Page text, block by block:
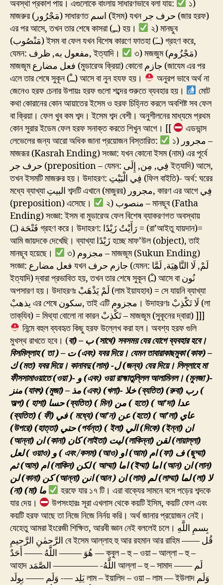
অবস্থা প্রকাশ পায়। এগুলোকে বাংলায় সাধারণভাবে বলা যায়:
১)
মাজরুর (مَجْرُور) সাধারণত اسم (ইসম) যখন حرف جر (জার হরফ)
এর পর আসে, তখন তার শেষে কাসরা (ــِ) হয়।
২) মানছুব
(مَنْصُوب) ইসম বা ফেল যখন বিশেষ কারণে ফাতহা (ــَ) গ্রহণ করে,
যেমন: مفعول به, ظرف, ইত্যাদি।
৩) মজজুম (مَجْزُوم)
মাজজূম فعل مضارع (মুডারেঅ ক্রিয়া) কোনো جازم (জাযেম এর পর
এলে তার শেষে সুকূন (ــْ) আসে বা নুন হযফ হয়।
অনুরপ ভাবে অর্থ না
জেনেও হরফ চেনার উপায়ঃ হরফ গুলো শব্দের শুরুতে ব্যবহার হয়।
মোট
কথা কোরানের কোন আয়াতের ইসেম ও হরফ চিহ্নিত করলে অবশিষ্ট সব ফেল
বা ক্রিয়া। ফেল খুব কম শব্দ। ইসেম শব্দ বেশী। অনুশীলনের মাধ্যমে প্রথম
কোন সুরার ইডেম ফেল হরফ সনাক্ত করতে শিখুন আগে। [[
এডভান্স
লেভেলের জন্য আরো অধিক জানা প্রয়োজন বিস্তারিত:
১) مجرور –
মাজরূর (Kasrah Ending) সংজ্ঞা: যখন কোনো ইসম (নাম) এর পূর্বে
حرف جر (preposition – যেমন: فِي, مِن, إِلَى ইত্যাদি) আসে,
তখন ইসমটি মাজরুর হয়। উদাহরণ: فِي الْبَيْتِ (ফিল বাইতি)- অর্থ: ঘরের
মধ্যে ব্যাখ্যা البيتِ শব্দটি এখানে (মাজুরর) مجرور, কারণ এর আগে فِي
(preposition) এসেছে।
২) منصوب – মানছূব (Fatha
Ending) সংজ্ঞা: ইসম বা মুডারেঅ ফেল বিশেষ ব্যাকরণগত অবস্থায়
فَتْحَة (ـَ) গ্রহণ করে। উদাহরণ: رَأَيْتُ زَيْدًا = (রা’আইতু যায়দান)=
আমি জায়দকে দেখেছি। ব্যাখ্যা زَيْدًا হচ্ছে মাফ’উল (object), তাই
মানছূব হয়েছে।
৩) مجزوم – মাজজূম (Sukun Ending)
সংজ্ঞা: فعل مضارع যখন جازم حرف (যেমন: لَمْ, لَا النَّاهِيَة, لَمَّا
ইত্যাদি) দ্বারা প্রভাবিত হয়, তখন তার শেষে সুকূন (ـْ) আসে বা نُون
অপসারণ হয়। উদাহরণঃ لَمْ يَذْهَبْ (লাম ইয়াযহাব) = সে যায়নি ব্যাখ্যা
يذهبْ এর শেষে سكون, তাই এটি مجزوم। উদাহরণঃ لَا تَكْذِبْ (লা
তাক্‌যিব) = মিথ্যা বোলো না কারন تَكْذِبْ – মাজজূম (সুকূনের দ্বারা) ]]]
নিন্মে বহুল ব্যবহৃত কিছু হরফ উল্লেখ করা হল। অবশ্য হরফ গুলি
মুখস্থ রাখতে হবে। (বা) – ب (সাথে) সবসময় যের যোগে ব্যবহার হবে।
বিসমিল্লাহ
( তা ) – ت (এবং) যবর দিয়ে। যেমন তাবারাকাছমুকা(কাফ) –
ك (মত) যবর দিয়ে। কানাবদু(লাম) -ل (জন্য) যের দিয়ে। লিল্লাহে মা
ফীসসামাওয়াতে
(ওয়া )- و (এবং) ওয়া রাহ্মাতুল্লিল আলামিনল।(মুনজা )-
منز (যাবৎ)
(মুজা) – مذ (এবং) (খলা)- خلا (ব্যতিত)(রুবা) رب (
অল্প)
( হাশা) حسا (ব্যতিত) ( মিন) من ( হতে)( আ’দা) عدا
(ব্যতিত)
( ফী) في ( মধ্যে) (আ’ন) عن (হতে)( আ’লা) عاي
(উপরে)
(হাত্তা) حتي (পর্যন্ত) ( ইলা) الي (দিকে)
(ইন্না) ان
(আন্না) ان
(কানা) كان (লাইতা) ليت (লাকিন্না) لقن(লায়াল্লা)
لعل
( ওয়াও) و ( এবং /কসম) (আও) او (আম) ام (ফা) ف(ছুম্মা)
ثم
(আম) ام (লাকিন) لكن ( আম্মা) اما (ইম্মা) اما (আন) ان(লান)
لن
(কানা) كن (আন্না) انن (আন ) ان (লাম) لم (লাম্মা) لما(লা) لا
(না)
(মা) ما
হরফে যার ১৭ টি। এরা বাক্যের সামনে বসে পড়ের শব্দকে
যার দেয়।
উপসংহারঃ সূরা এখলাস থেকে কয়টি ইসিম, কয়টি ফেল এবং
কয়টি হরফ আছে তা নিজে নিজে নির্নয় করি। অর্থ জানার প্রয়োজন নেই।
যেহেতু আমরা ইংরেজী শিক্ষিত, আরবী জ্ঞান নেই বললেই চলে। بِسمِ اللَّهِ
الرَّحمٰنِ الرَّحيمِ বে ইসেম আল্লাহ হু আর রহমান আর রাহিম قُل ——
— هُوَ ——– اللَّهُ —— أَحَدٌ ক্বুল – হু – ওয়া – আল্লা – হু –
আহাদ اللَّهُ- ————— الصَّمَد আল্লা – হু – সামাদ لَم ——
يَلِد —- وَلَم —— يولَد লাম – ইয়ালিদ – ওয়া – লাম — ইউলাদ وَلَم